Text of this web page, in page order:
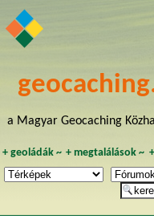
a Magyar Geocaching
+ geoládák~ +megtalálások ~ +